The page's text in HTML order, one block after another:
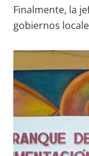
Finalmente, la
gobiernos